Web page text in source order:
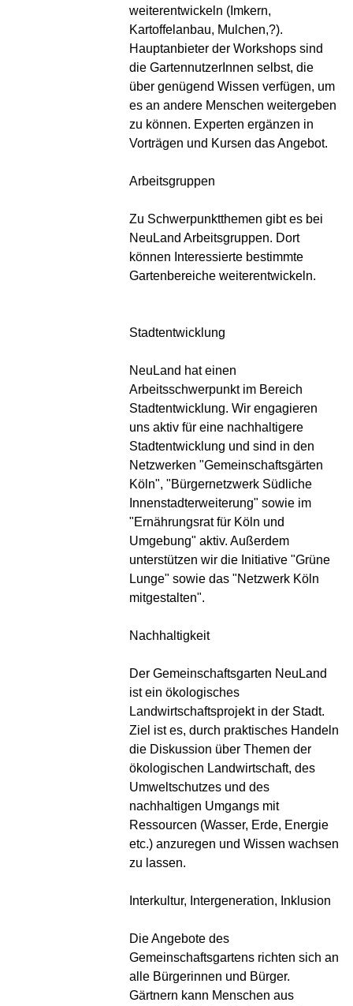
weiterentwickeln (Imkern,
Kartoffelanbau, Mulchen,?).
Hauptanbieter der Workshops sind
die GartennutzerInnen selbst, die
über genügend Wissen verfügen, um
es an andere Menschen weitergeben
zu können. Experten ergänzen in
Vorträgen und Kursen das Angebot.
Arbeitsgruppen
Zu Schwerpunktthemen gibt es bei
NeuLand Arbeitsgruppen. Dort
können Interessierte bestimmte
Gartenbereiche weiterentwickeln.
Stadtentwicklung
NeuLand hat einen
Arbeitsschwerpunkt im Bereich
Stadtentwicklung. Wir engagieren
uns aktiv für eine nachhaltigere
Stadtentwicklung und sind in den
Netzwerken "Gemeinschaftsgärten
Köln", "Bürgernetzwerk Südliche
Innenstadterweiterung" sowie im
"Ernährungsrat für Köln und
Umgebung" aktiv. Außerdem
unterstützen wir die Initiative "Grüne
Lunge" sowie das "Netzwerk Köln
mitgestalten".
Nachhaltigkeit
Der Gemeinschaftsgarten NeuLand
ist ein ökologisches
Landwirtschaftsprojekt in der Stadt.
Ziel ist es, durch praktisches Handeln
die Diskussion über Themen der
ökologischen Landwirtschaft, des
Umweltschutzes und des
nachhaltigen Umgangs mit
Ressourcen (Wasser, Erde, Energie
etc.) anzuregen und Wissen wachsen
zu lassen.
Interkultur, Intergeneration, Inklusion
Die Angebote des
Gemeinschaftsgartens richten sich an
alle Bürgerinnen und Bürger.
Gärtnern kann Menschen aus